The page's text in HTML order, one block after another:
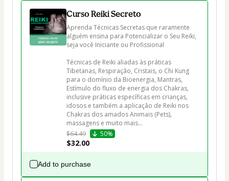
Curso Reiki Secreto
Aprenda Técnicas Secretas que raramente
alguém ensina para Potencializar o Seu Reiki,
seja você Iniciante ou Profissional
Técnicas de Reiki aliadas às práticas
Tibetanas, Respiração, Cristais, o Chi Kung
para o domínio da Bioenergia, Mantras,
Estímulo do fluxo de energia dos Chakras,
inclusive práticas específicas em crianças,
idosos e também a aplicação de Reiki nos
Chakras dos amados Animais (Pets),
massagens e muito mais...
$64.49
50%
$32.00
Add to purchase